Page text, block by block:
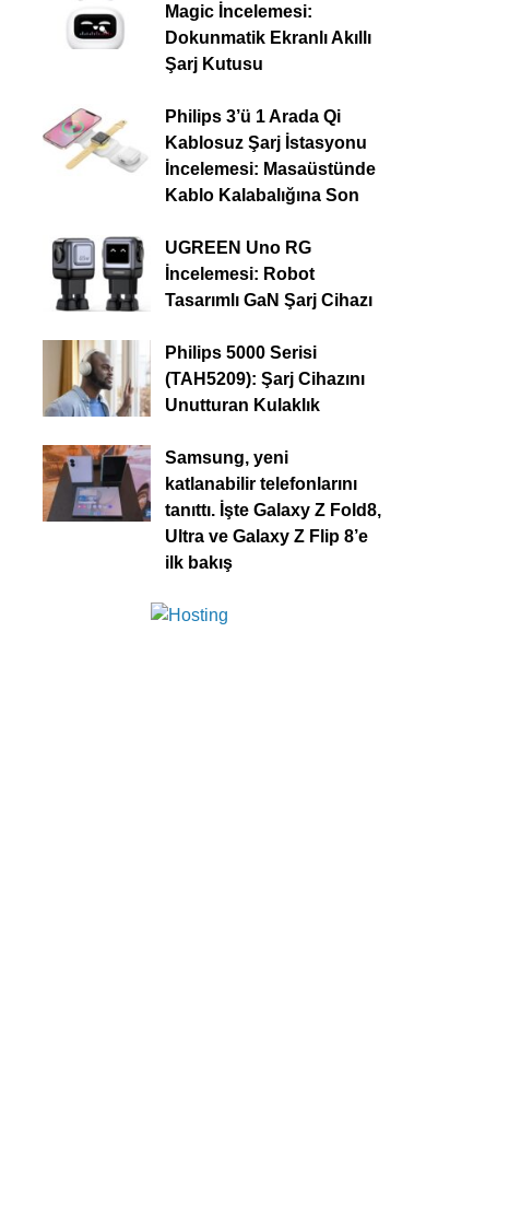
Magic İncelemesi:
Dokunmatik Ekranlı Akıllı
Şarj Kutusu
Philips 3’ü 1 Arada Qi
Kablosuz Şarj İstasyonu
İncelemesi: Masaüstünde
Kablo Kalabalığına Son
UGREEN Uno RG
İncelemesi: Robot
Tasarımlı GaN Şarj Cihazı
Philips 5000 Serisi
(TAH5209): Şarj Cihazını
Unutturan Kulaklık
Samsung, yeni
katlanabilir telefonlarını
tanıttı. İşte Galaxy Z Fold8,
Ultra ve Galaxy Z Flip 8’e
ilk bakış